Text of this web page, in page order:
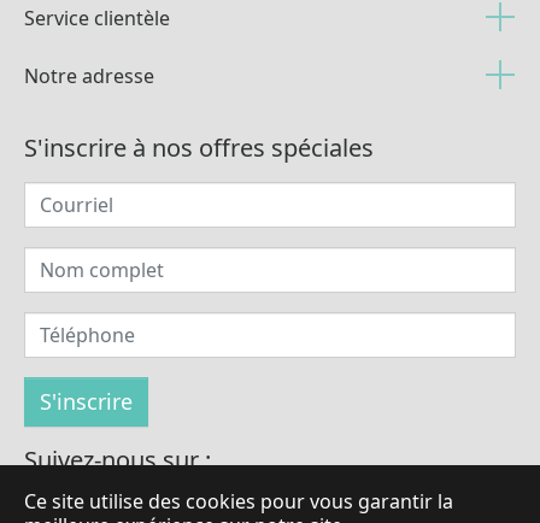
Ce site utilise des cookies pour vous garantir la
Service clientèle
Notre adresse
S'inscrire à nos offres spéciales
Suivez-nous sur :